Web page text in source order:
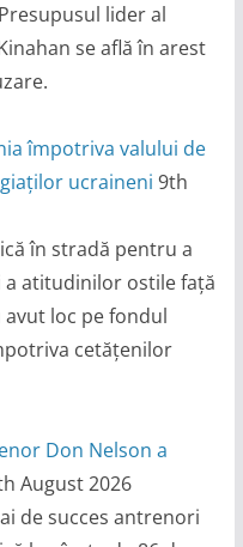
lider al
se află în arest
împotriva valului de
ucraineni 9th
în stradă pentru a
atitudinilor ostile față
loc pe fondul
cetățenilor
Don Nelson a
August 2026
de succes antrenori